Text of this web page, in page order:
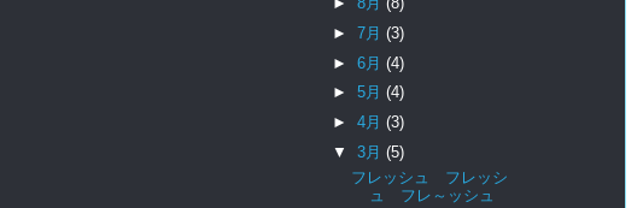
► 7月 (3)
► 6月 (4)
► 5月 (4)
► 4月 (3)
▼ 3月 (5)
フレッシュ フレッシ
ュ フレ～ッシュ